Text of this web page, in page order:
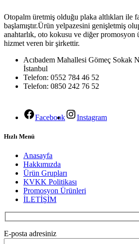
Otopalm üretmiş olduğu plaka altlıkları ile
başlamıştır.Ürün yelpazesini genişletmiş
anahtarlık, oto kokusu ve diğer
hizmet veren bir şirkettir.
Acıbadem Mahallesi Gömeç Sokak
İstanbul
Telefon: 0552 784 46 52
Telefon: 0850 242 76 52
Facebook Instagram
Hızlı Menü
Anasayfa
Hakkımızda
Ürün Grupları
KVKK Politikası
Promosyon Ürünleri
İLETİŞİM
E-posta adresiniz